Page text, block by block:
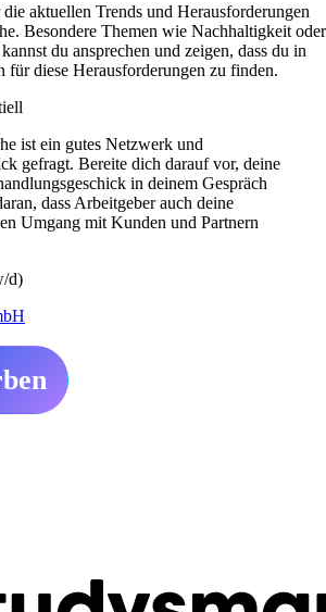
aktuellen Trends und Herausforderungen
Besondere Themen wie Nachhaltigkeit oder
du ansprechen und zeigen, dass du in
für diese Herausforderungen zu finden.
ist ein gutes Netzwerk und
gefragt. Bereite dich darauf vor, deine
in deinem Gespräch
dass Arbeitgeber auch deine
Umgang mit Kunden und Partnern
d)